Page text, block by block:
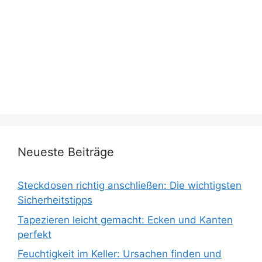
Neueste Beiträge
Steckdosen richtig anschließen: Die wichtigsten
Sicherheitstipps
Tapezieren leicht gemacht: Ecken und Kanten
perfekt
Feuchtigkeit im Keller: Ursachen finden und